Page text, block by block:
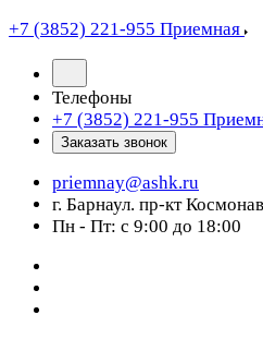
+7 (3852) 221-955 Приемная
Телефоны
+7 (3852) 221-955
Заказать звонок
priemnay@ashk.ru
г. Барнаул. пр-кт
Пн - Пт: с 9:00 до 18:00